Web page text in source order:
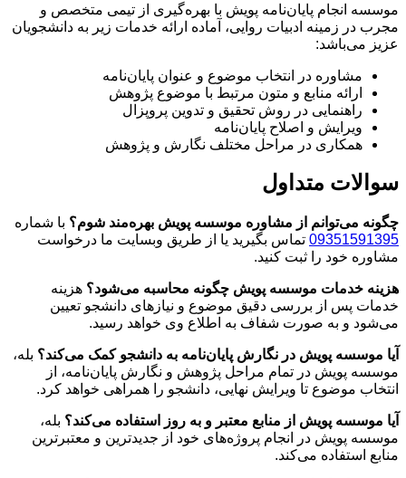
موسسه انجام پایان‌نامه پویش با بهره‌گیری از تیمی متخصص و
مجرب در زمینه ادبیات روایی، آماده ارائه خدمات زیر به دانشجویان
عزیز می‌باشد:
مشاوره در انتخاب موضوع و عنوان پایان‌نامه
ارائه منابع و متون مرتبط با موضوع پژوهش
راهنمایی در روش تحقیق و تدوین پروپزال
ویرایش و اصلاح پایان‌نامه
همکاری در مراحل مختلف نگارش و پژوهش
سوالات متداول
چگونه می‌توانم از مشاوره موسسه پویش بهره‌مند شوم؟ با شماره
09351591395 تماس بگیرید یا از طریق وبسایت ما درخواست
مشاوره خود را ثبت کنید.
هزینه خدمات موسسه پویش چگونه محاسبه می‌شود؟ هزینه
خدمات پس از بررسی دقیق موضوع و نیازهای دانشجو تعیین
می‌شود و به صورت شفاف به اطلاع وی خواهد رسید.
آیا موسسه پویش در نگارش پایان‌نامه به دانشجو کمک می‌کند؟ بله،
موسسه پویش در تمام مراحل پژوهش و نگارش پایان‌نامه، از
انتخاب موضوع تا ویرایش نهایی، دانشجو را همراهی خواهد کرد.
آیا موسسه پویش از منابع معتبر و به روز استفاده می‌کند؟ بله،
موسسه پویش در انجام پروژه‌های خود از جدیدترین و معتبرترین
منابع استفاده می‌کند.